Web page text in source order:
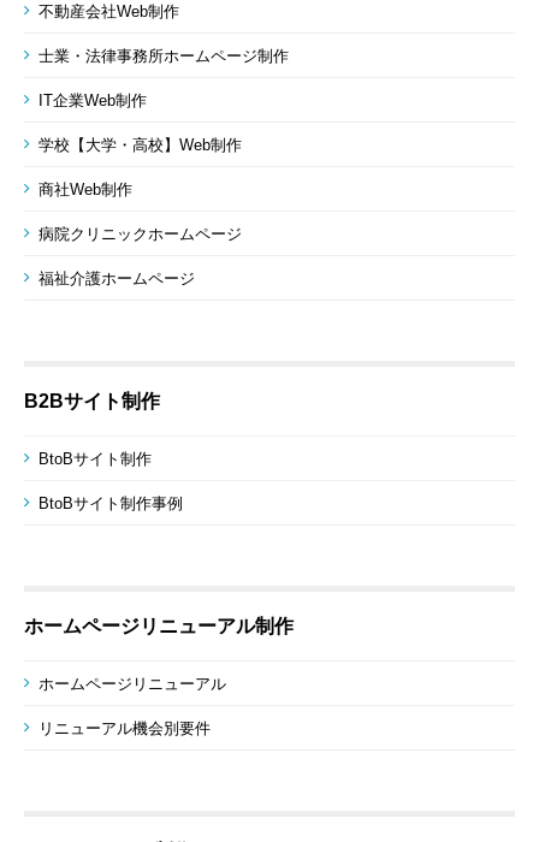
不動産会社Web制作
士業・法律事務所ホームページ制作
IT企業Web制作
学校【大学・高校】Web制作
商社Web制作
病院クリニックホームページ
福祉介護ホームページ
B2Bサイト制作
BtoBサイト制作
BtoBサイト制作事例
ホームページリニューアル制作
ホームページリニューアル
リニューアル機会別要件